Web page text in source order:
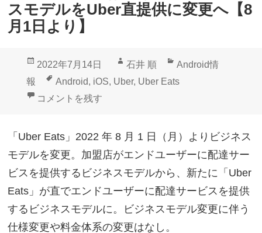
スモデルをUber直提供に変更へ【8
月1日より】
投
日:
2022年7月14日
作
成
石井 順
カ
テ
Android情
報
タ
グ
Android, iOS, Uber, Uber Eats
「Uber Eats」配達サービスビジネスモデルをUber
コメントを残す
「Uber Eats」2022 年 8 月 1 日（月）よりビジネス
モデルを変更。加盟店がエンドユーザーに配達サー
ビスを提供するビジネスモデルから、新たに「Uber
Eats」が直でエンドユーザーに配達サービスを提供
するビジネスモデルに。ビジネスモデル変更に伴う
仕様変更や料金体系の変更はなし。